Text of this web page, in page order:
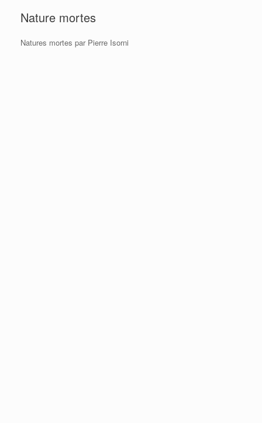
Nature mortes
Natures mortes par Pierre Isorni